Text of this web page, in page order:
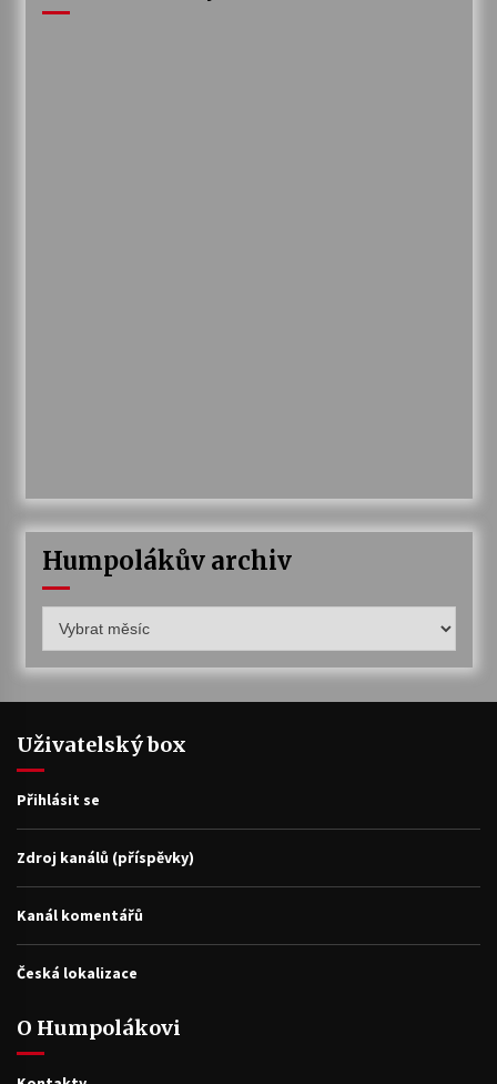
Humpolákův archiv
archiv
Uživatelský box
Přihlásit se
Zdroj kanálů (příspěvky)
Kanál komentářů
Česká lokalizace
O Humpolákovi